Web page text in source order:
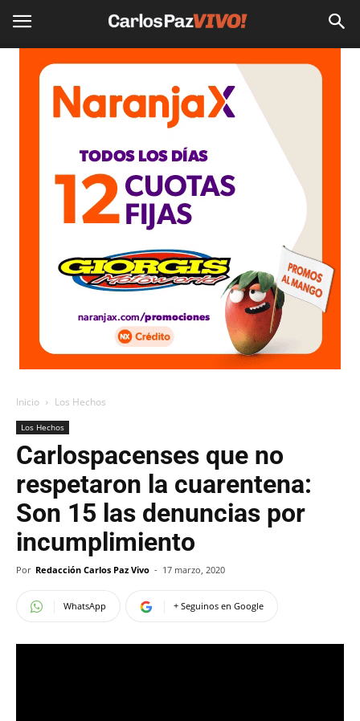
Inicio Los Hechos
Los Hechos
Carlospacenses que no
respetaron la cuarentena:
Son 15 las denuncias por
incumplimiento
Por Redacción Carlos Paz Vivo - 17 marzo, 2020
WhatsApp + Seguinos en Google